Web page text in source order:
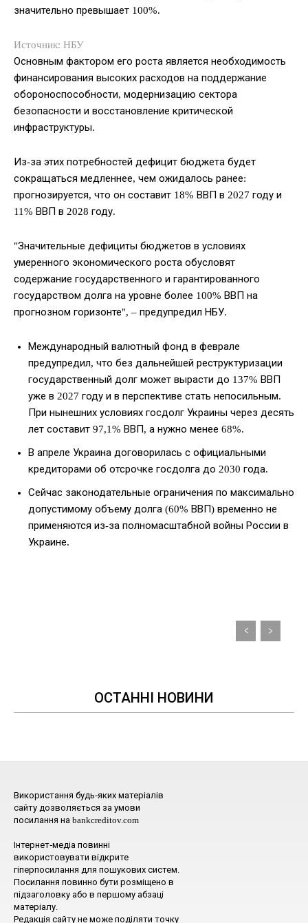
значительно превышает 100%.
Источник: НБУ
Основным фактором его роста является необходимость
финансирования высоких расходов на поддержание
обороноспособности, модернизацию сектора
безопасности и восстановление критической
инфраструктуры.
Из-за этих потребностей дефицит бюджета будет
сокращаться медленнее, чем ожидалось ранее:
прогнозируется, что он составит 18% ВВП в 2027 году и
11% ВВП в 2028 году.
"Значительные дефициты бюджетов в условиях
умеренного экономического роста обусловят
содержание государственного и гарантированного
государством долга на уровне более 100% ВВП на
прогнозном горизонте", – предупредил НБУ.
Международный валютный фонд в феврале
предупредил, что без дальнейшей реструктуризации
государственный долг может вырасти до 137% ВВП
уже в 2027 году и в перспективе стать непосильным.
При нынешних условиях госдолг Украины через десять
лет составит 97,1% ВВП, а нужно менее 68%.
В апреле Украина договорилась с официальными
кредиторами об отсрочке госдолга до 2030 года.
Сейчас законодательные ограничения по максимально
допустимому объему долга (60% ВВП) временно не
применяются из-за полномасштабной войны России в
Украине.
ОСТАННІ НОВИНИ
Використання будь-яких матеріалів
сайту дозволяється за умови
посилання на bankcreditov.com
Інтернет-медіа повинні
використовувати відкрите
гіперпосилання для пошукових систем.
Посилання повинно бути розміщено в
підзаголовку або в першому абзаці
матеріалу.
Редакція сайту не може поділяти точку